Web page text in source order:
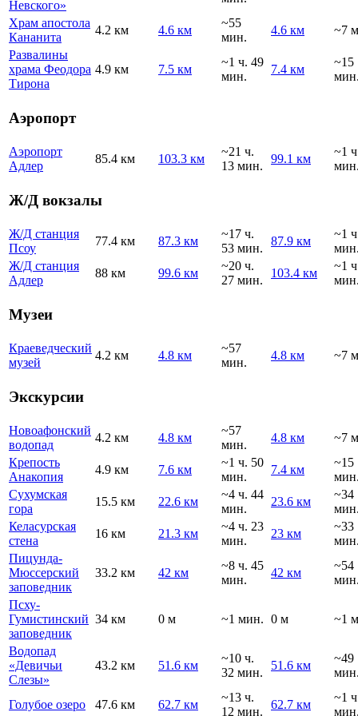
Невского»
Храм апостола
Кананита
4.2 км 4.6 км
~55
мин.
4.6 км
~7
Развалины
храма Феодора
Тирона
4.9 км 7.5 км
~1 ч. 49
мин.
7.4 км
~15
Аэропорт
Аэропорт
Адлер
85.4 км 103.3 км
~21 ч.
13 мин.
99.1 км
~1
Ж/Д вокзалы
Ж/Д станция
Псоу
77.4 км 87.3 км
~17 ч.
53 мин.
87.9 км
~1
Ж/Д станция
Адлер
88 км 99.6 км
~20 ч.
27 мин.
103.4 км
~1
Музеи
Краеведческий
музей
4.2 км 4.8 км
~57
мин.
4.8 км ~7
Экскурсии
Новоафонский
водопад
4.2 км 4.8 км
~57
мин.
4.8 км
~7
Крепость
Анакопия
4.9 км 7.6 км
~1 ч. 50
мин.
7.4 км
~15
Сухумская
гора
15.5 км 22.6 км
~4 ч. 44
мин.
23.6 км
~34
Келасурская
стена
16 км 21.3 км
~4 ч. 23
мин.
23 км
~33
Пицунда-
Мюссерский
заповедник
33.2 км 42 км
~8 ч. 45
мин.
42 км
~54
Псху-
Гумистинский
заповедник
34 км 0 м ~1 мин. 0 м ~1
Водопад
«Девичьи
Слезы»
43.2 км 51.6 км
~10 ч.
32 мин.
51.6 км
~49
Голубое озеро 47.6 км 62.7 км
~13 ч.
12 мин.
62.7 км
~1